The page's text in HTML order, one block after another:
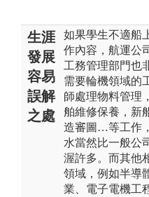
生涯
發展
容易
誤解
之處
如果學生不適船
作內容，航運公
工務管理部門也
需要輪機領域的
師處理物料管理
舶維修保養，新
造審圖…等工作
水當然比一般公
渥許多。而其他
領域，例如半導
業、電子電機工